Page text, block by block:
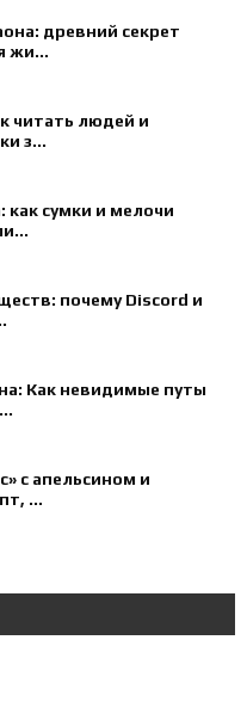
древний секрет
жи...
читать людей и
з...
как сумки и мелочи
почему Discord и
Как невидимые путы
с апельсином и
...